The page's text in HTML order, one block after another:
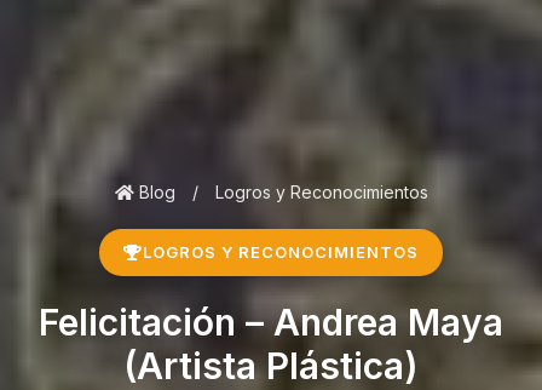
Blog / Logros y Reconocimientos
LOGROS Y RECONOCIMIENTOS
Felicitación – Andrea Maya
(Artista Plástica)